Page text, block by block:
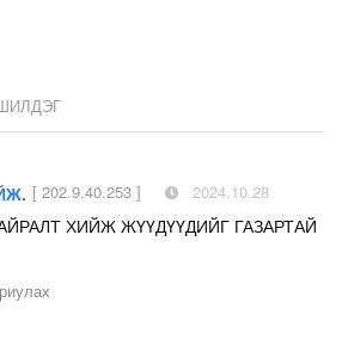
[ 202.9.40.253 ] 2024.10.28
ХИЙЖ ЖҮҮДҮҮДИЙГ ГАЗАРТАЙ